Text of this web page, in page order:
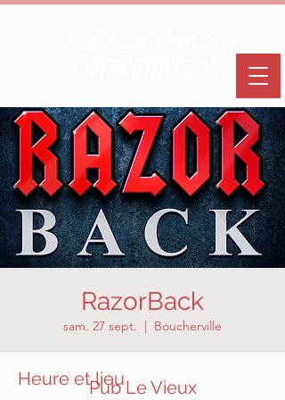
RazorBack
sam. 27 sept.
  |
Boucherville
Heure et lieuPub Le Vieux